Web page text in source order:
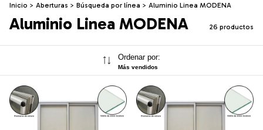
Inicio > Aberturas > Búsqueda por línea > Aluminio Linea MODENA
Aluminio Linea MODENA 26 productos
Ordenar por:
Más vendidos